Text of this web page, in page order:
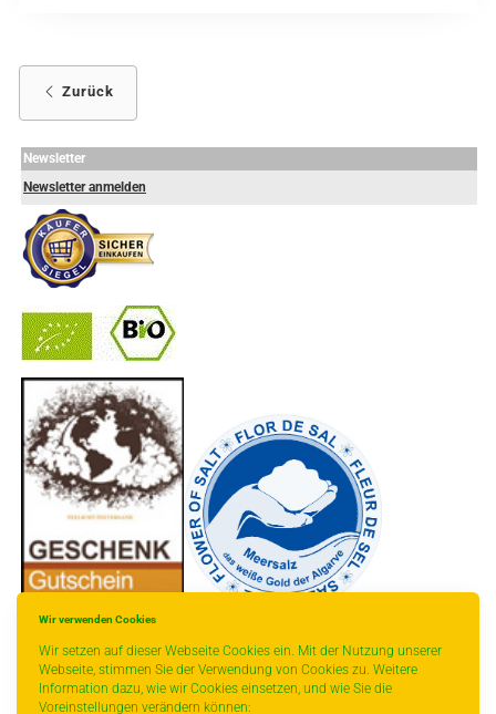
Wir verwenden Cookies
Wir setzen auf dieser Webseite Cookies ein. Mit der Nutzung unserer
Webseite, stimmen Sie der Verwendung von Cookies zu. Weitere
Information dazu, wie wir Cookies einsetzen, und wie Sie die
Voreinstellungen verändern können:
Zurück
Newsletter
Newsletter anmelden